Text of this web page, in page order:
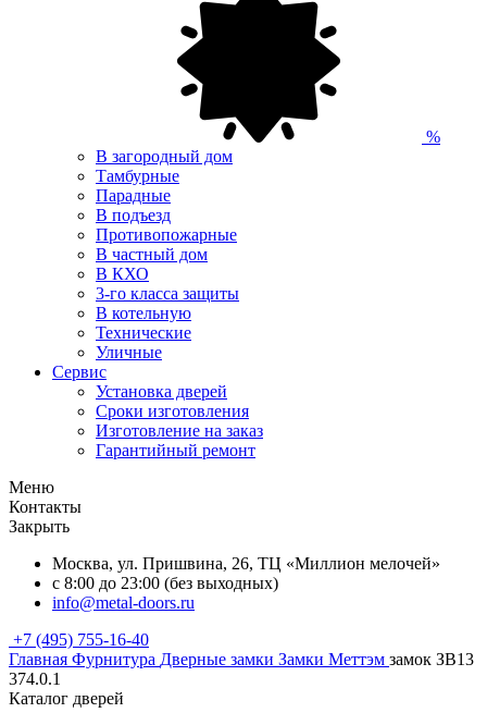
%
В загородный дом
Тамбурные
Парадные
В подъезд
Противопожарные
В частный дом
В КХО
3-го класса защиты
В котельную
Технические
Уличные
Сервис
Установка дверей
Сроки изготовления
Изготовление на заказ
Гарантийный ремонт
Меню
Контакты
Закрыть
Москва, ул. Пришвина, 26, ТЦ «Миллион мелочей»
с 8:00 до 23:00 (без выходных)
info@metal-doors.ru
+7 (495) 755-16-40
Главная Фурнитура Дверные замки Замки Меттэм замок ЗВ13
374.0.1
Каталог дверей